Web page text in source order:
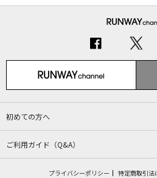
初めての方へ
ご利用ガイド（Q&A）
プライバシーポリシー 特定商取引法